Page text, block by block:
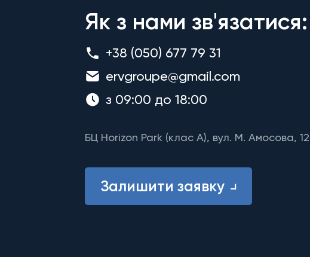
Як з нами зв'язатися:
+38 (050) 677 79 31
ervgroupe@gmail.com
з 09:00 до 18:00
БЦ Horizon Park (клас A), вул. М. Амосова,
Залишити заявку